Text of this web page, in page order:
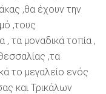
,θα έχουν την
,τους
, τα μοναδικά τοπία ,
,τα
το μεγαλείο ενός
και Τρικάλων